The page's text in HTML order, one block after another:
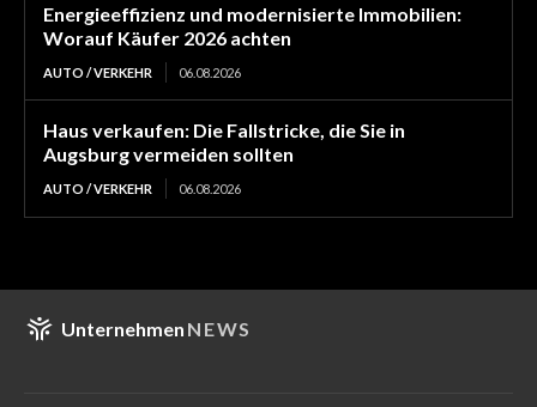
Energieeffizienz und modernisierte Immobilien:
Worauf Käufer 2026 achten
AUTO / VERKEHR 06.08.2026
Haus verkaufen: Die Fallstricke, die Sie in
Augsburg vermeiden sollten
AUTO / VERKEHR 06.08.2026
Unternehmen NEWS